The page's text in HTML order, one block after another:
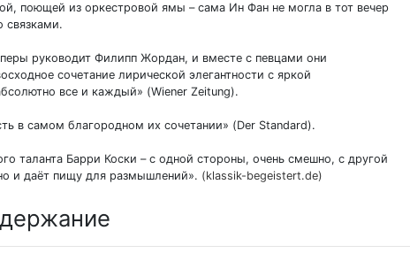
поющей из оркестровой ямы – сама Ин Фан не могла в тот вечер
связками.
руководит Филипп Жордан, и вместе с певцами они
сочетание лирической элегантности с яркой
все и каждый» (Wiener Zeitung).
в самом благородном их сочетании» (Der Standard).
таланта Барри Коски – с одной стороны, очень смешно, с другой
и даёт пищу для размышлений». (klassik-begeistert.de)